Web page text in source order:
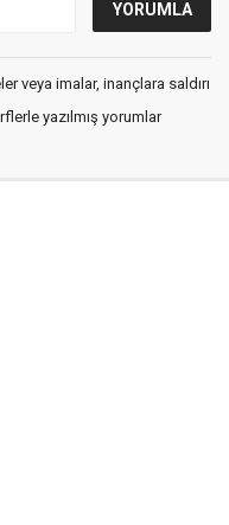
veya imalar, inançlara saldırı
yazılmış yorumlar